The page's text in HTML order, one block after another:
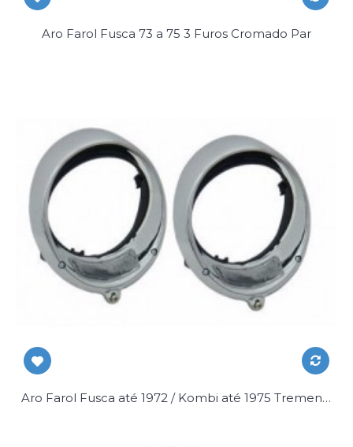
Aro Farol Fusca 73 a 75 3 Furos Cromado Par
Aro Farol Fusca até 1972 / Kombi até 1975 Tremendão Par c/ Kit Fixação